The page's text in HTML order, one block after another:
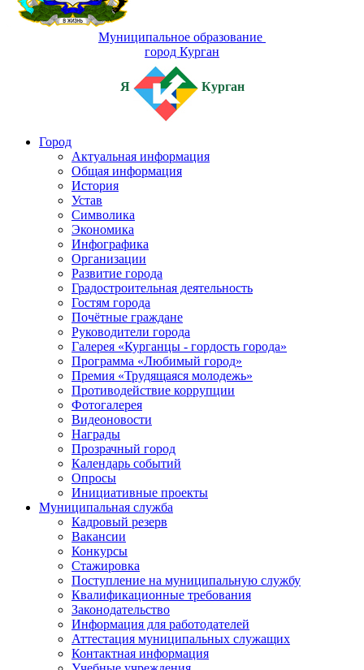
Муниципальное образование
город Курган
Я Курган
Город
Актуальная информация
Общая информация
История
Устав
Символика
Экономика
Инфографика
Организации
Развитие города
Градостроительная деятельность
Гостям города
Почётные граждане
Руководители города
Галерея «Курганцы - гордость города»
Программа «Любимый город»
Премия «Трудящаяся молодежь»
Противодействие коррупции
Фотогалерея
Видеоновости
Награды
Прозрачный город
Календарь событий
Опросы
Инициативные проекты
Муниципальная служба
Кадровый резерв
Вакансии
Конкурсы
Стажировка
Поступление на муниципальную службу
Квалификационные требования
Законодательство
Информация для работодателей
Аттестация муниципальных служащих
Контактная информация